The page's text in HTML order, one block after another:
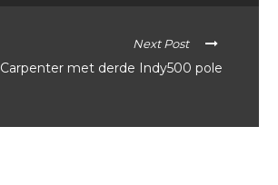
Next Post
Carpenter met derde Indy500 pole